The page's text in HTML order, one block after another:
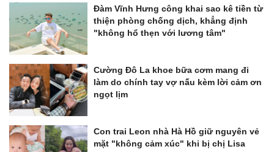
Đàm Vĩnh Hưng công khai sao kê tiền từ
thiện phòng chống dịch, khẳng định
"không hổ thẹn với lương tâm"
Cường Đô La khoe bữa cơm mang đi
làm do chính tay vợ nấu kèm lời cảm ơn
ngọt lịm
Con trai Leon nhà Hà Hồ giữ nguyên vẻ
mặt "không cảm xúc" khi bị chị Lisa